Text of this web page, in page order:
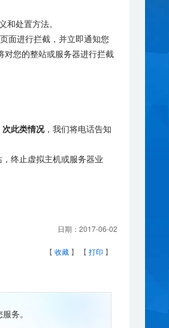
处置方法。
面进行拦截，并立即通知您
对您的整站或服务器进行拦截
此类情况，我们将电话告知
终止虚拟主机或服务器业
日期： 2017-06-02
【 收藏 】 【 打印 】
务。